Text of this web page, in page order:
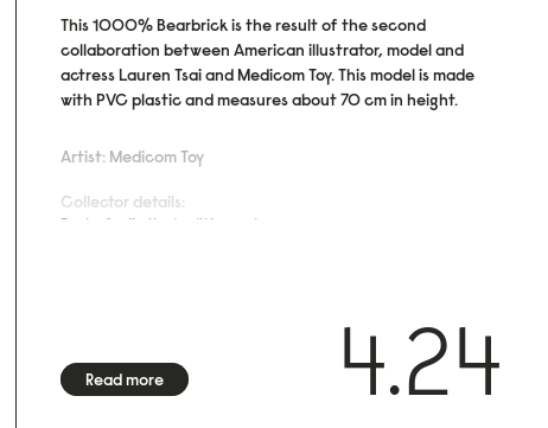
This 1000% Bearbrick is the result of the second
collaboration between American illustrator, model and
actress Lauren Tsai and Medicom Toy. This model is made
with PVC plastic and measures about 70 cm in height.
Artist: Medicom Toy
Collector details:
Part of a limited edition set
Read more 4.24